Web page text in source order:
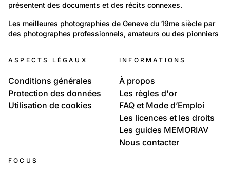
présentent des documents et des récits connexes.
Lieux: Genève
Genève: photographie au 19me siècle
Les meilleures photographies de Geneve du 19me siècle par
des photographes professionnels, amateurs ou des pionniers
ASPECTS LÉGAUX
Conditions générales
Protection des données
Utilisation de cookies
INFORMATIONS
À propos
Les règles d'or
FAQ et Mode d’Emploi
Les licences et les droits
Les guides MEMORIAV
Nous contacter
FOCUS